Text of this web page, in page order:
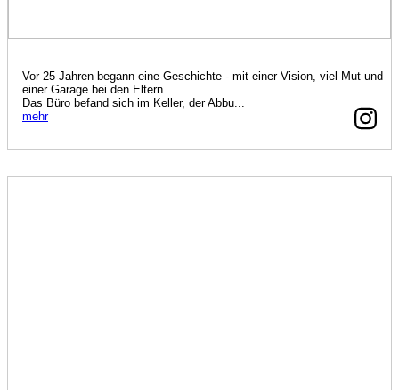
Vor 25 Jahren begann eine Geschichte - mit einer Vision, viel Mut und
einer Garage bei den Eltern.
Das Büro befand sich im Keller, der Abbu...
mehr